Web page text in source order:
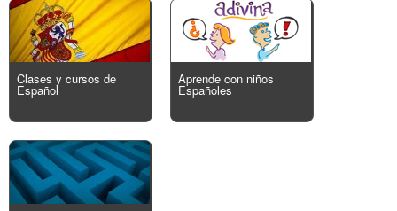
Clases y cursos de
Español
Aprende con niños
Españoles